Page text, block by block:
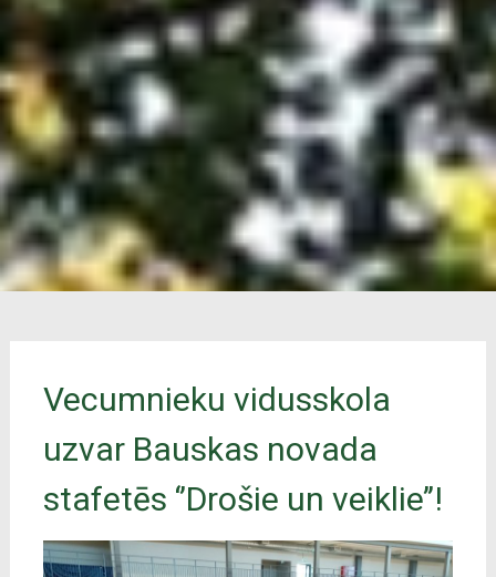
Vecumnieku vidusskola
uzvar Bauskas novada
stafetēs ‘’Drošie un veiklie’’!